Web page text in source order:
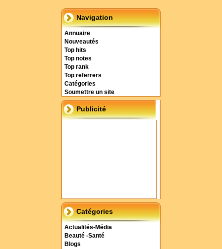
Navigation
Annuaire
Nouveautés
Top hits
Top notes
Top rank
Top referrers
Catégories
Soumettre un site
Publicité
Catégories
Actualités-Média
Beauté -Santé
Blogs